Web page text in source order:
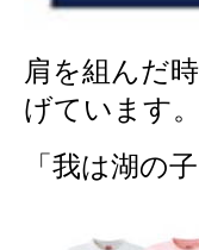
肩を組んだ
げています。
「我は湖の